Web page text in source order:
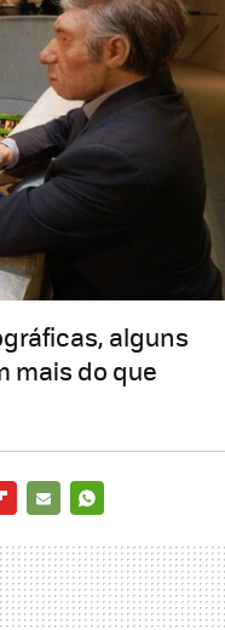
alguns
mais do que
MAIL